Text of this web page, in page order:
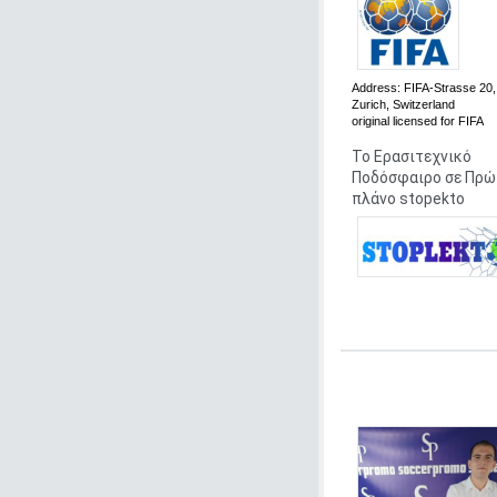
Address: FIFA-Strasse 20,
Zurich, Switzerland
original licensed for FIFA
Το Ερασιτεχνικό
Ποδόσφαιρο σε
πλάνο stopekto